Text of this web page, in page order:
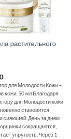
растительного
для Молодости Кожи –
кожи, 50 мл Благодаря
для Молодости кожи
становится
сияющей. День за днем
сокращаются,
упругость. Через 1